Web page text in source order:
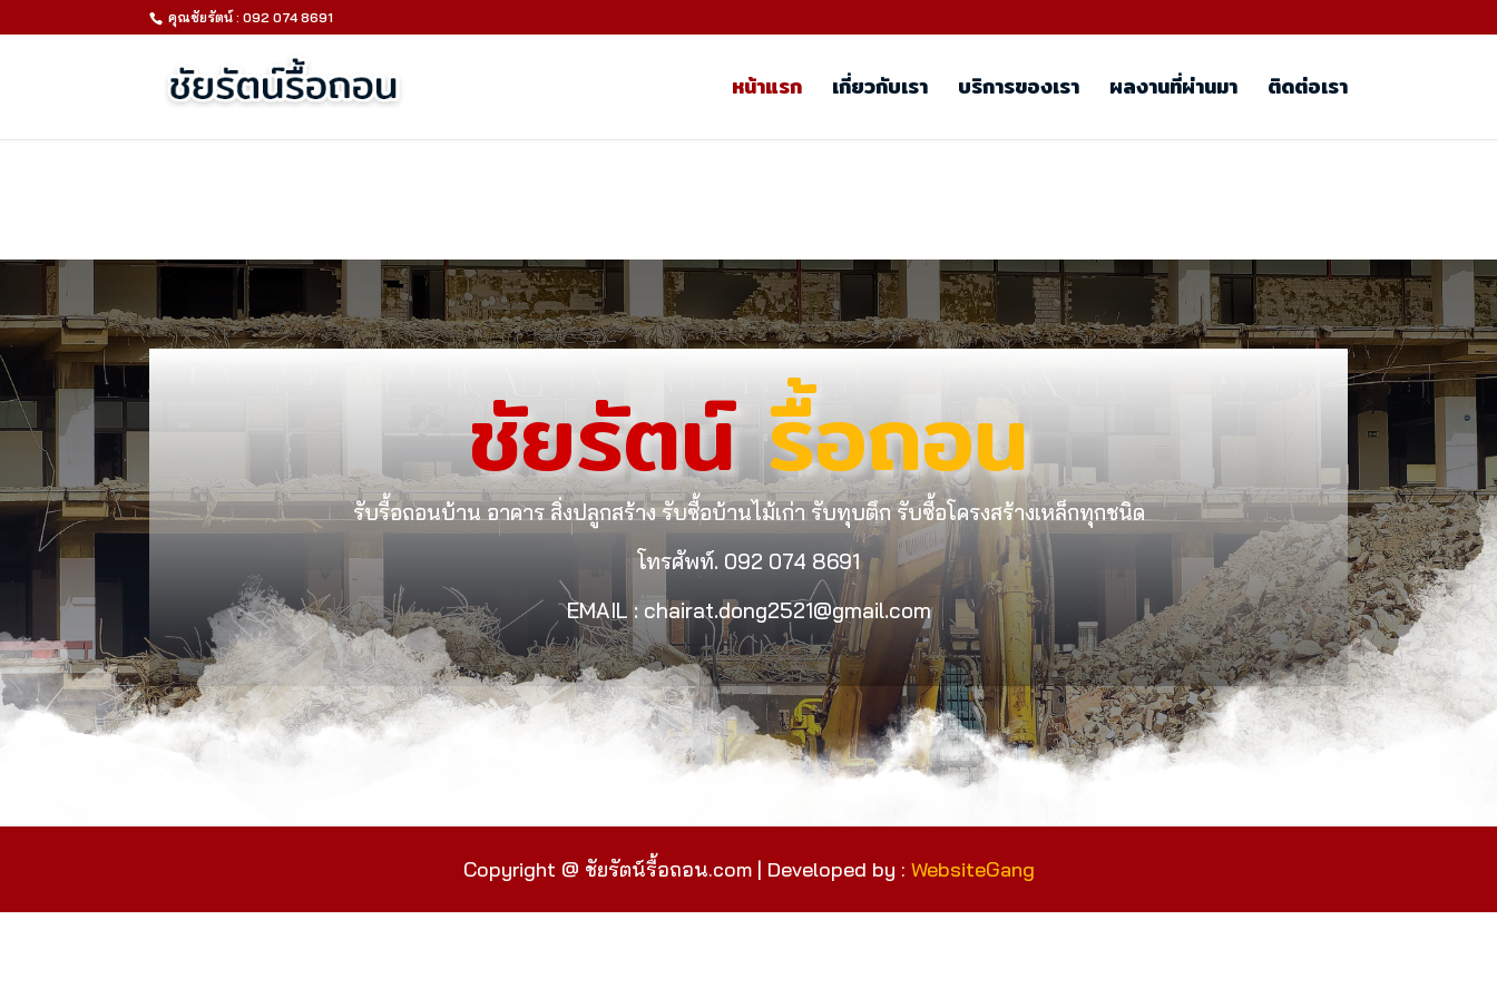
คุณชัยรัตน์ : 092 074 8691
หน้าแรก เกี่ยวกับเรา บริการของเรา ผลงานที่ผ่านมา ติดต่อเรา
ชัยรัตน์รื้อถอน
รับรื้อถอนบ้าน อาคาร สิ่งปลูกสร้าง รับซื้อบ้านไม้เก่า รับทุบตึก รับซื้อโครงสร้างเหล็กทุกชนิด
โทรศัพท์. 092 074 8691
EMAIL : chairat.dong2521@gmail.com
Copyright @ ชัยรัตน์รื้อถอน.com | Developed by : WebsiteGang